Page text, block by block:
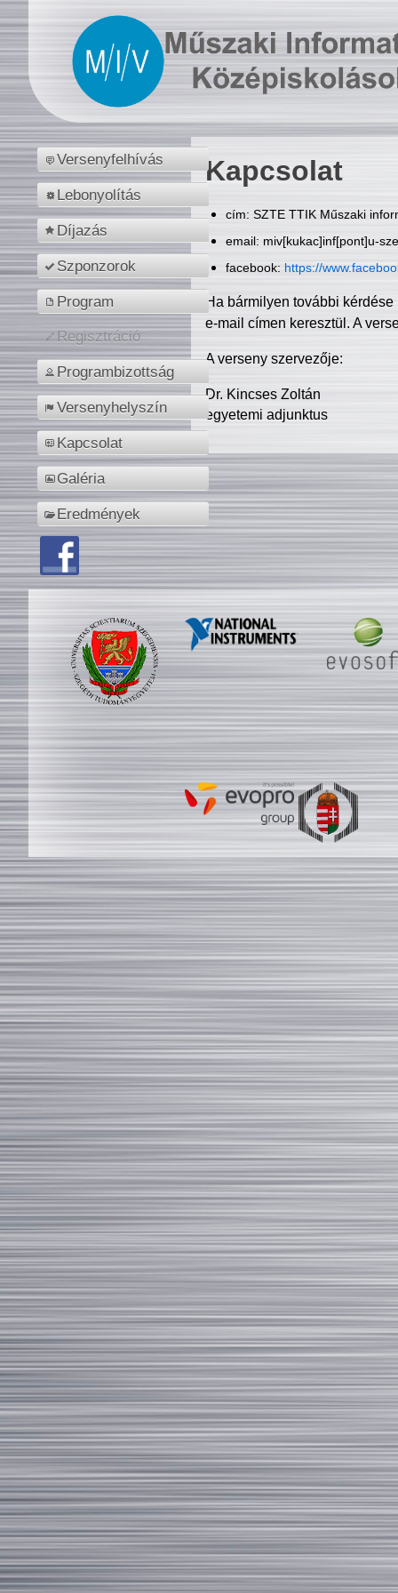
Versenyfelhívás
Lebonyolítás
Díjazás
Szponzorok
Program
Regisztráció
Programbizottság
Versenyhelyszín
Kapcsolat
Galéria
Eredmények
Kapcsolat
cím: SZTE TTIK Műszaki
email: miv[kukac]inf[pont]u-
facebook: https://
Ha bármilyen további
e-mail címen keresztül. A
A verseny szervezője:
Dr. Kincses Zoltán
egyetemi adjunktus